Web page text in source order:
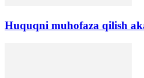
Huquqni muhofaza qilish